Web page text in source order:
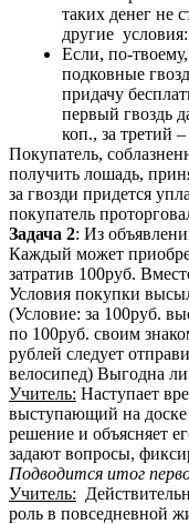
таких денег не
другие условия:
Если, по-
подковные
придачу
первый гвоздь
коп., за третий
Покупатель,
получить лошадь,
за гвозди придется
покупатель
Задача 2: Из
Каждый может
затратив 100руб.
Условия покупки
(Условие: за 100руб.
по 100руб. своим
рублей следует
велосипед) Выгодна
Учитель: Наступает
выступающий на доске
решение и объясняет
задают вопросы,
Подводится итог
Учитель:
роль в повседневной